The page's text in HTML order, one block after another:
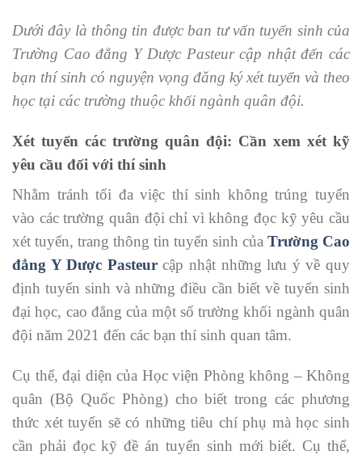
Dưới đây là thông tin được ban tư vấn tuyển sinh của
Trường Cao đẳng Y Dược Pasteur cập nhật đến các
bạn thí sinh có nguyện vọng đăng ký xét tuyển và theo
học tại các trường thuộc khối ngành quân đội.
Xét tuyển các trường quân đội: Cần xem xét kỹ
yêu cầu đối với thí sinh
Nhằm tránh tối đa việc thí sinh không trúng tuyển
vào các trường quân đội chỉ vì không đọc kỹ yêu cầu
xét tuyển, trang thông tin tuyển sinh của Trường Cao
đẳng Y Dược Pasteurcập nhật những lưu ý về quy
định tuyển sinh và những điều cần biết về tuyển sinh
đại học, cao đẳng của một số trường khối ngành quân
đội năm 2021 đến các bạn thí sinh quan tâm.
Cụ thể, đại diện của Học viện Phòng không – Không
quân (Bộ Quốc Phòng) cho biết trong các phương
thức xét tuyển sẽ có những tiêu chí phụ mà học sinh
cần phải đọc kỹ đề án tuyển sinh mới biết. Cụ thể,